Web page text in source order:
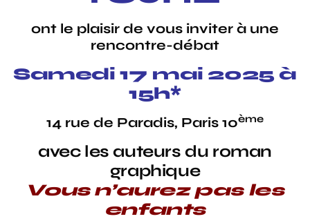
ont le plaisir de vous inviter à une
rencontre-débat
Samedi 17 mai 2025 à
15h*
14 rue de Paradis, Paris 10ème
avec les auteurs du roman
graphique
Vous n’aurez pas les
enfants